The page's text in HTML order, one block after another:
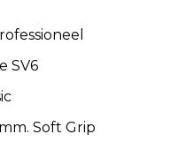
SV6
Soft Grip